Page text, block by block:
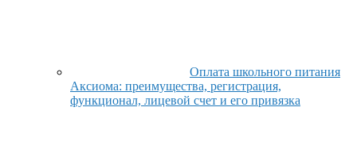
Оплата школьного питания
Аксиома: преимущества, регистрация,
функционал, лицевой счет и его привязка